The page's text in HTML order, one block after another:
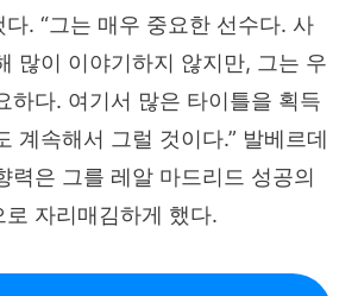
. “그는 매우 중요한 선수다. 사
많이 이야기하지 않지만, 그는 우
하다. 여기서 많은 타이틀을 획득
계속해서 그럴 것이다.” 발베르데
력은 그를 레알 마드리드 성공의
자리매김하게 했다.